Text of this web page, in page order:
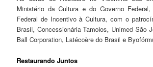
Ministério da Cultura e do Governo
Federal de Incentivo à Cultura, com o
Brasil, Concessionária Tamoios, Unimed São
Ball Corporation, Latécoère do Brasil e
Restaurando Juntos